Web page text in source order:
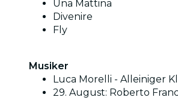
Una Mattina
Divenire
Fly
Musiker
Luca Morelli - Alleiniger
29. August: Roberto